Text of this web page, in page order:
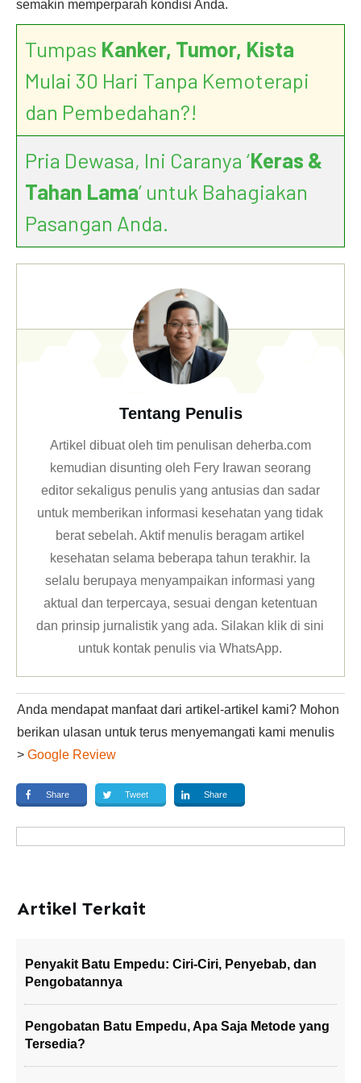
semakin memperparah kondisi Anda.
Tumpas Kanker, Tumor, Kista
Mulai 30 Hari Tanpa Kemoterapi
dan Pembedahan?!
Pria Dewasa, Ini Caranya ‘Keras &
Tahan Lama’ untuk Bahagiakan
Pasangan Anda.
Tentang Penulis
Artikel dibuat oleh tim penulisan deherba.com
kemudian disunting oleh Fery Irawan seorang
editor sekaligus penulis yang antusias dan sadar
untuk memberikan informasi kesehatan yang tidak
berat sebelah. Aktif menulis beragam artikel
kesehatan selama beberapa tahun terakhir. Ia
selalu berupaya menyampaikan informasi yang
aktual dan terpercaya, sesuai dengan ketentuan
dan prinsip jurnalistik yang ada. Silakan klikdi sini
untuk kontak penulis via WhatsApp.
Anda mendapat manfaat dari artikel-artikel kami? Mohon
berikan ulasan untuk terus menyemangati kami menulis
> Google Review
Share Tweet Share
Artikel Terkait
Penyakit Batu Empedu: Ciri-Ciri, Penyebab, dan
Pengobatannya
Pengobatan Batu Empedu, Apa Saja Metode yang
Tersedia?